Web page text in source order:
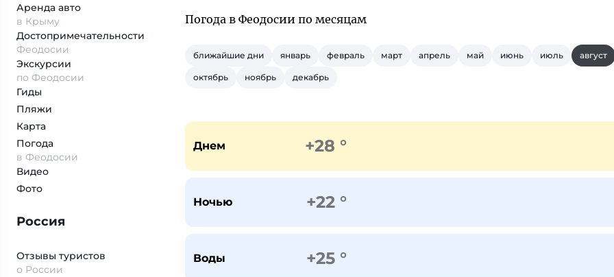
Аренда авто
в Крыму
Достопримеча­тельности
Феодосии
Экскурсии
по Феодосии
Гиды
Пляжи
Карта
Погода
в Феодосии
Видео
Фото
Россия
Отзывы туристов
о России
Погода в Феодосии по месяцам
ближайшие дни январь февраль март апрель май июнь июль август
октябрь ноябрь декабрь
Днем +28 °
Ночью +22 °
Воды +25 °